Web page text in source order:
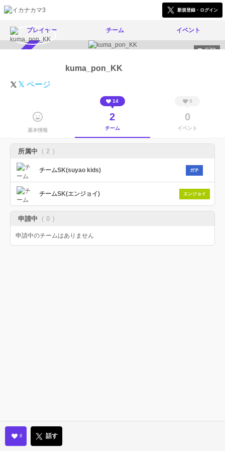
新規登録・ログイン
プレイヤー チーム イベント
579
kuma_pon_KK
𝕏 ページ
基本情報
14
2
チーム
0
0
イベント
所属中 （ 2 ）
チームSK(suyao kids) ガチ
チームSK(エンジョイ) エンジョイ
申請中 （ 0 ）
申請中のチームはありません
8 話す